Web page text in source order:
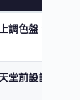
調色盤、免註
堂前設計師創